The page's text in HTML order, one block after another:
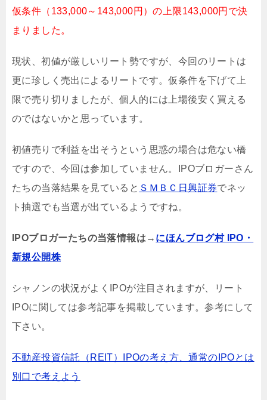
仮条件（133,000～143,000円）の上限143,000円で決
まりました。
現状、初値が厳しいリート勢ですが、今回のリートは
更に珍しく売出によるリートです。仮条件を下げて上
限で売り切りましたが、個人的には上場後安く買える
のではないかと思っています。
初値売りで利益を出そうという思惑の場合は危ない橋
ですので、今回は参加していません。IPOブロガーさん
たちの当落結果を見ていると ＳＭＢＣ日興証券でネッ
ト抽選でも当選が出ているようですね。
IPOブロガーたちの当落情報は→ にほんブログ村 IPO・
新規公開株
シャノンの状況がよくIPOが注目されますが、リート
IPOに関しては参考記事を掲載しています。参考にして
下さい。
不動産投資信託（REIT）IPOの考え方、通常のIPOとは
別口で考えよう